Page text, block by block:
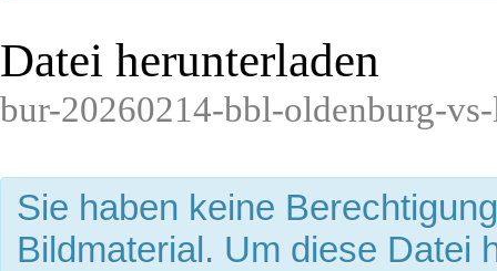
Datei herunterladen
bur-20260214-bbl-oldenburg-
Sie haben keine
Bildmaterial. Um diese Datei